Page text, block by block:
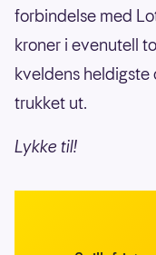
forbindelse med
kroner i evenutell
kveldens heldigste
trukket ut.
Lykke til!